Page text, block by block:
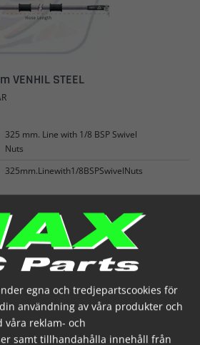
VENHIL STEEL
325 mm. Line with 1/8 BSP Swivel
Nuts
325mm.Linewith1/8BSPSwivelNuts

egna och tredjepartscookies för
användning av våra produkter och
reklam- och
samt tillhandahålla innehåll från